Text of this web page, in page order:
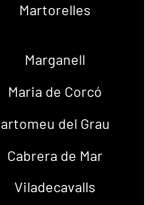
Martorelles
Marganell
Maria de Corcó
artomeu del Grau
Cabrera de Mar
Viladecavalls